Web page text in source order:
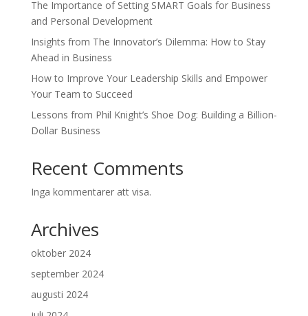
The Importance of Setting SMART Goals for Business
and Personal Development
Insights from The Innovator’s Dilemma: How to Stay
Ahead in Business
How to Improve Your Leadership Skills and Empower
Your Team to Succeed
Lessons from Phil Knight’s Shoe Dog: Building a Billion-
Dollar Business
Recent Comments
Inga kommentarer att visa.
Archives
oktober 2024
september 2024
augusti 2024